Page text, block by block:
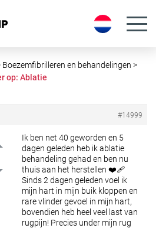
Boezemfibrilleren en behandelingen >
op: Ablatie
#14999
Ik ben net 40 geworden en 5
dagen geleden heb ik ablatie
behandeling gehad en ben nu
thuis aan het herstellen ❤️‍🩹
Sinds 2 dagen geleden voel ik
mijn hart in mijn buik kloppen en
rare vlinder gevoel in mijn hart,
bovendien heb heel veel last van
rugpijn! Precies under mijn rug